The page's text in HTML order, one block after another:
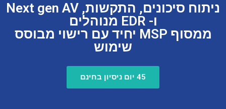
ניתוח סיכונים, התקשות, Next gen AV
ו- EDR מנוהלים
ממסוף MSP יחיד עם רישוי מבוסס
שימוש
45 יום ניסיון בחינם